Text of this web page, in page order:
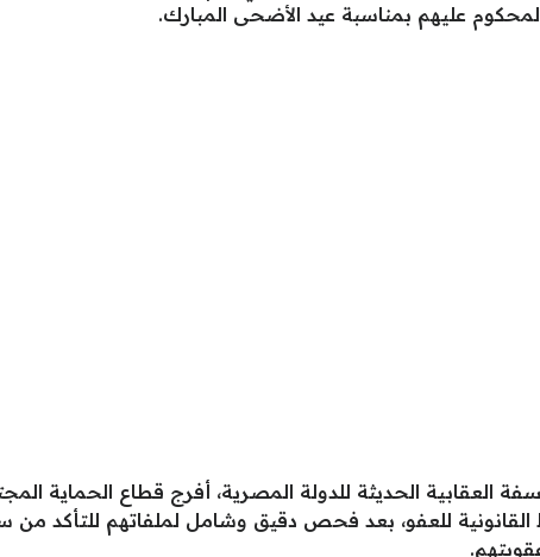
عليهم بمناسبة عيد الأضحى المبارك.
للعفو، بعد فحص دقيق وشامل لملفاتهم للتأكد من